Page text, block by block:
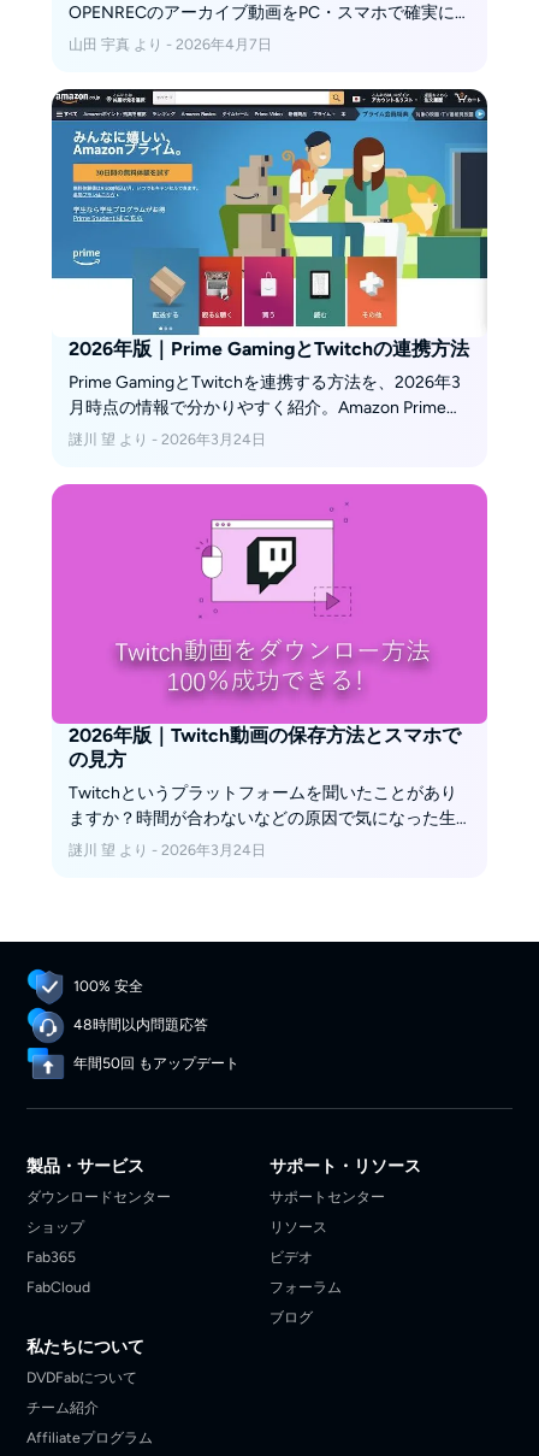
OPENRECのアーカイブ動画をPC・スマホで確実に
保存する方法をデジタルアーカイブ専門家が徹底検
録画時の黒画面回避術から、StreamFabやyt-dlpの比
較まで、高画質オフライン視聴の完全ガイド。
山田 宇真 より - 2026年4月7日
2026年版｜Prime GamingとTwitchの連携方法
Prime GamingとTwitchを連携する方法を、2026年3
月時点の情報で分かりやすく紹介。Amazon Prime料
金、月1回サブスク、自動更新されない点、スマホで
謎川 望 より - 2026年3月24日
2026年版｜Twitch動画の保存方法とスマホで
の見方
Twitchというプラットフォームを聞いたことがあり
ますか？時間が合わないなどの原因で気になった生
配信を見逃してしまった場合があるでしょう。この
も手順にして具体的にを紹介いたします。ぜひ参考
謎川 望 より - 2026年3月24日
100% 安全
48時間以内問題応答
年間50回 もアップデート
製品・サービス
ダウンロードセンター
ショップ
Fab365
FabCloud
サポート・リソース
サポートセンター
リソース
ビデオ
フォーラム
ブログ
私たちについて
DVDFabについて
チーム紹介
Affiliateプログラム